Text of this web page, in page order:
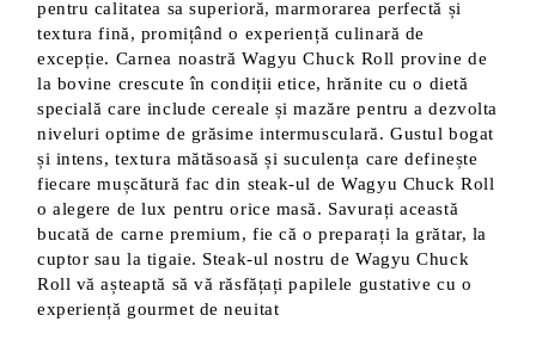
pentru calitatea sa superioră, marmorarea perfectă și
textura fină, promițând o experiență culinară de
excepție. Carnea noastră Wagyu Chuck Roll provine de
la bovine crescute în condiții etice, hrănite cu o dietă
specială care include cereale și mazăre pentru a dezvolta
niveluri optime de grăsime intermusculară. Gustul bogat
și intens, textura mătăsoasă și suculența care definește
fiecare mușcătură fac din steak-ul de Wagyu Chuck Roll
o alegere de lux pentru orice masă. Savurați această
bucată de carne premium, fie că o preparați la grătar, la
cuptor sau la tigaie. Steak-ul nostru de Wagyu Chuck
Roll vă așteaptă să vă răsfățați papilele gustative cu o
experiență gourmet de neuitat